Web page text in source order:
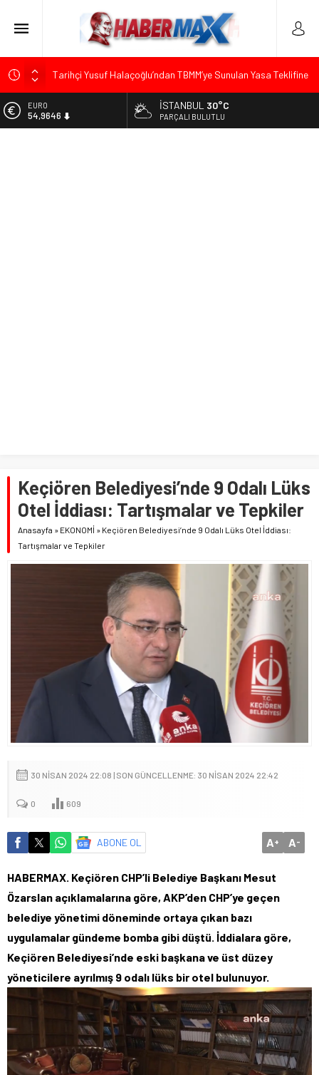
Tarihçi Yusuf Halaçoğlu’ndan TBMM’ye Sunulan Yasa Teklifine
CHP’nin Eski Tuzla İlçe Başkanı Hasan Uzunyayla’dan Atama
ALTIN
6.488,95
İSTANBUL 30°C
PARÇALI BULUTLU
Keçiören Belediyesi’nde 9 Odalı Lüks
Otel İddiası: Tartışmalar ve Tepkiler
Anasayfa » EKONOMİ » Keçiören Belediyesi’nde 9 Odalı Lüks Otel İddiası:
Tartışmalar ve Tepkiler
30 NISAN 2024 22:08 | SON GÜNCELLENME: 30 NISAN 2024 22:42
0 609
ABONE OL A+ A-
HABERMAX. Keçiören CHP’li Belediye Başkanı Mesut
Özarslan açıklamalarına göre, AKP’den CHP’ye geçen
belediye yönetimi döneminde ortaya çıkan bazı
uygulamalar gündeme bomba gibi düştü. İddialara göre,
Keçiören Belediyesi’nde eski başkana ve üst düzey
yöneticilere ayrılmış 9 odalı lüks bir otel bulunuyor.